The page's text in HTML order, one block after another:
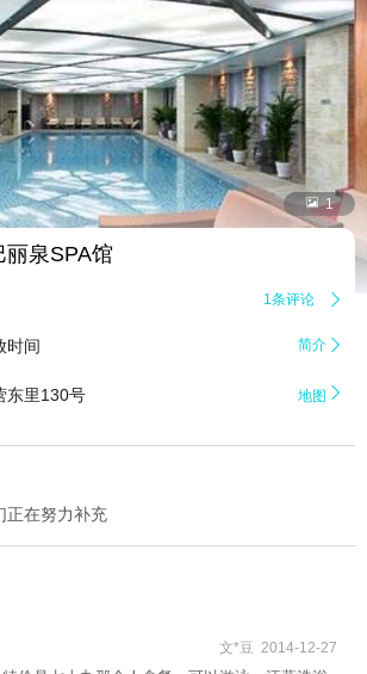
 1
丽泉SPA馆
1条评论 
时间 简介 
东里130号 地图 
正在努力补充
文*豆 2014-12-27